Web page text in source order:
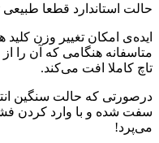
حالت استاندارد قطعا
ایده‌ی امکان تغییر وزن
متاسفانه هنگامی که آن را
تاچ کاملا افت می‌کند.
درصورتی که حالت سنگین
سفت شده و با وارد کردن
می‌پرد!